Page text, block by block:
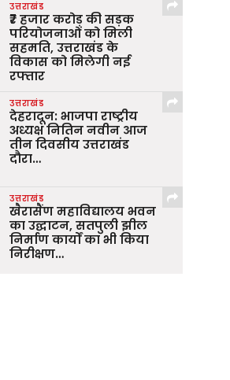
उत्तराखंड
₹7 हजार करोड़ की सड़क
परियोजनाओं को मिली
सहमति, उत्तराखंड के
विकास को मिलेगी नई
रफ्तार
उत्तराखंड
देहरादून: भाजपा राष्ट्रीय
अध्यक्ष नितिन नवीन आज
तीन दिवसीय उत्तराखंड
दौरा…
उत्तराखंड
खैरासैंण महाविद्यालय भवन
का उद्घाटन, सतपुली झील
निर्माण कार्यों का भी किया
निरीक्षण…